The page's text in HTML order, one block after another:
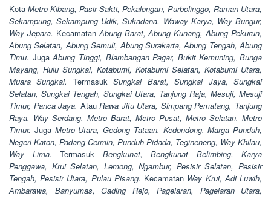
Kota Metro Kibang, Pasir Sakti, Pekalongan, Purbolinggo, Raman Utara,
Sekampung, Sekampung Udik, Sukadana, Waway Karya, Way Bungur,
Way Jepara. KecamatanAbung Barat, Abung Kunang, Abung Pekurun,
Abung Selatan, Abung Semuli, Abung Surakarta, Abung Tengah, Abung
Timu. JugaAbung Tinggi, Blambangan Pagar, Bukit Kemuning, Bunga
Mayang, Hulu Sungkai, Kotabumi, Kotabumi Selatan, Kotabumi Utara,
Muara Sungkai. TermasukSungkai Barat, Sungkai Jaya, Sungkai
Selatan, Sungkai Tengah, Sungkai Utara, Tanjung Raja, Mesuji, Mesuji
Timur, Panca Jaya. AtauRawa Jitu Utara, Simpang Pematang, Tanjung
Raya, Way Serdang, Metro Barat, Metro Pusat, Metro Selatan, Metro
Timur. JugaMetro Utara, Gedong Tataan, Kedondong, Marga Punduh,
Negeri Katon, Padang Cermin, Punduh Pidada, Tegineneng, Way Khilau,
Way Lima. Termasuk Bengkunat, Bengkunat Belimbing, Karya
Penggawa, Krui Selatan, Lemong, Ngambur, Pesisir Selatan, Pesisir
Tengah, Pesisir Utara, Pulau Pisang. Kecamatan Way Krui, Adi Luwih,
Ambarawa, Banyumas, Gading Rejo, Pagelaran, Pagelaran Utara,